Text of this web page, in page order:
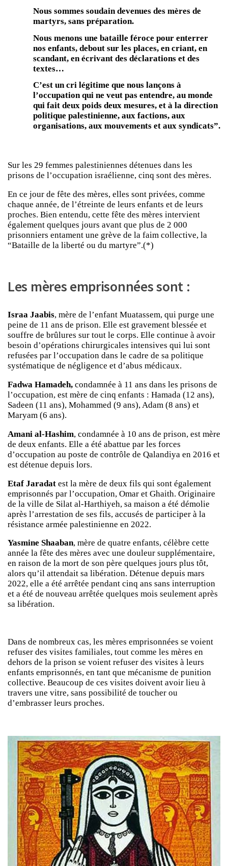
Nous sommes soudain devenues des mères de
martyrs, sans préparation.
Nous menons une bataille féroce pour enterrer
nos enfants, debout sur les places, en criant, en
scandant, en écrivant des déclarations et des
textes…
C’est un cri légitime que nous lançons à
l’occupation qui ne veut pas entendre, au monde
qui fait deux poids deux mesures, et à la direction
politique palestinienne, aux factions, aux
organisations, aux mouvements et aux syndicats”.
Sur les 29 femmes palestiniennes détenues dans les
prisons de l’occupation israélienne, cinq sont des mères.
En ce jour de fête des mères, elles sont privées, comme
chaque année, de l’étreinte de leurs enfants et de leurs
proches. Bien entendu, cette fête des mères intervient
également quelques jours avant que plus de 2 000
prisonniers entament une grève de la faim collective, la
“Bataille de la liberté ou du martyre”.(*)
Les mères emprisonnées sont :
Israa Jaabis, mère de l’enfant Muatassem, qui purge une
peine de 11 ans de prison. Elle est gravement blessée et
souffre de brûlures sur tout le corps. Elle continue à avoir
besoin d’opérations chirurgicales intensives qui lui sont
refusées par l’occupation dans le cadre de sa politique
systématique de négligence et d’abus médicaux.
Fadwa Hamadeh, condamnée à 11 ans dans les prisons de
l’occupation, est mère de cinq enfants : Hamada (12 ans),
Sadeen (11 ans), Mohammed (9 ans), Adam (8 ans) et
Maryam (6 ans).
Amani al-Hashim, condamnée à 10 ans de prison, est mère
de deux enfants. Elle a été abattue par les forces
d’occupation au poste de contrôle de Qalandiya en 2016 et
est détenue depuis lors.
Etaf Jaradat est la mère de deux fils qui sont également
emprisonnés par l’occupation, Omar et Ghaith. Originaire
de la ville de Silat al-Harthiyeh, sa maison a été démolie
après l’arrestation de ses fils, accusés de participer à la
résistance armée palestinienne en 2022.
Yasmine Shaaban, mère de quatre enfants, célèbre cette
année la fête des mères avec une douleur supplémentaire,
en raison de la mort de son père quelques jours plus tôt,
alors qu’il attendait sa libération. Détenue depuis mars
2022, elle a été arrêtée pendant cinq ans sans interruption
et a été de nouveau arrêtée quelques mois seulement après
sa libération.
Dans de nombreux cas, les mères emprisonnées se voient
refuser des visites familiales, tout comme les mères en
dehors de la prison se voient refuser des visites à leurs
enfants emprisonnés, en tant que mécanisme de punition
collective. Beaucoup de ces visites doivent avoir lieu à
travers une vitre, sans possibilité de toucher ou
d’embrasser leurs proches.